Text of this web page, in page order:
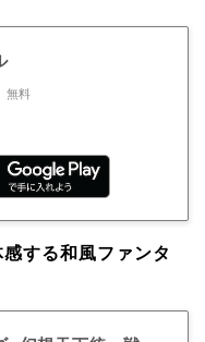
無料
する和風ファンタ